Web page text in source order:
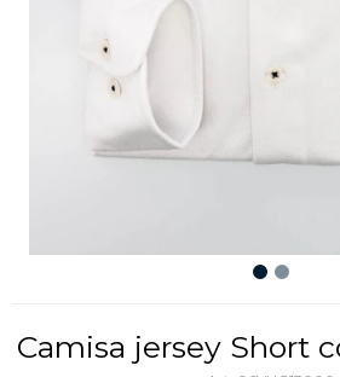
Camisa jersey Short